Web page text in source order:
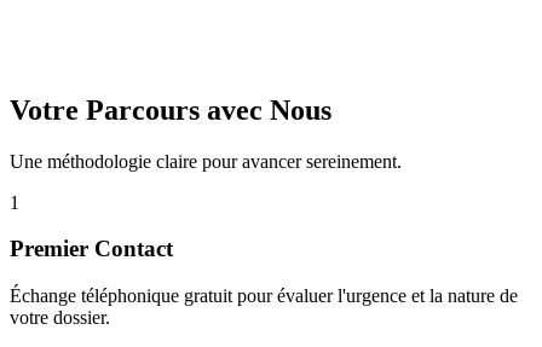
Votre Parcours avec Nous
Une méthodologie claire pour avancer sereinement.
1
Premier Contact
Échange téléphonique gratuit pour évaluer l'urgence et la nature de
votre dossier.